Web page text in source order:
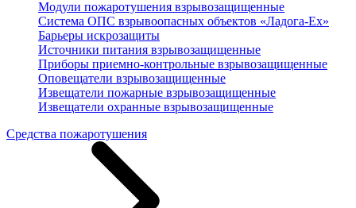
Модули пожаротушения взрывозащищенные
Система ОПС взрывоопасных объектов «Ладога-Ex»
Барьеры искрозащиты
Источники питания взрывозащищенные
Приборы приемно-контрольные взрывозащищенные
Оповещатели взрывозащищенные
Извещатели пожарные взрывозащищенные
Извещатели охранные взрывозащищенные
Средства пожаротушения